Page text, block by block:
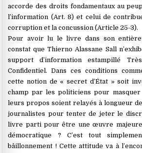
accorde des droits fondamentaux au
l’information (Art. 8) et celui de
corruption et la concussion (Article 25-3).
Pour avoir lu le livre dans son
constat que Thierno Alassane Sall
support d’information estampillé
Confidentiel. Dans ces conditions
cette notion de « secret d’État » soit
champ par les politiciens pour
leurs propos soient relayés à longueur
journalistes pour tenter de jeter le
livre parti pour être une œuvre majeure
démocratique ? C’est tout
bâillonnement ! Cette attitude va à